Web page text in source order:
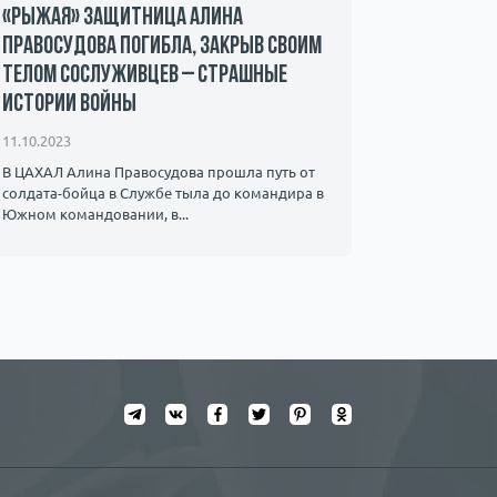
«Рыжая» защитница Алина
Правосудова погибла, закрыв своим
телом сослуживцев – страшные
истории войны
11.10.2023
В ЦАХАЛ Алина Правосудова прошла путь от
солдата-бойца в Службе тыла до командира в ​​
Южном командовании, в...